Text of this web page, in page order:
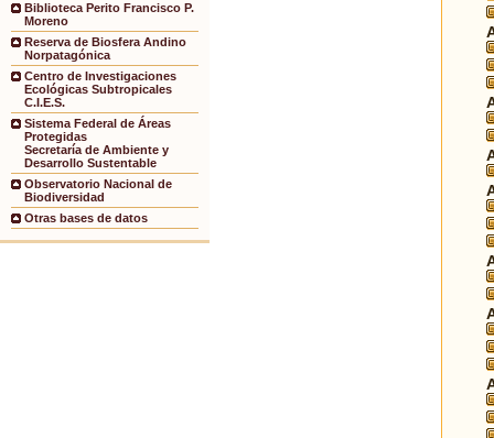
Biblioteca Perito Francisco P.
Moreno
Reserva de Biosfera Andino
Norpatagónica
Centro de Investigaciones
Ecológicas Subtropicales
C.I.E.S.
Sistema Federal de Áreas
Protegidas
Secretaría de Ambiente y
Desarrollo Sustentable
Observatorio Nacional de
Biodiversidad
Otras bases de datos